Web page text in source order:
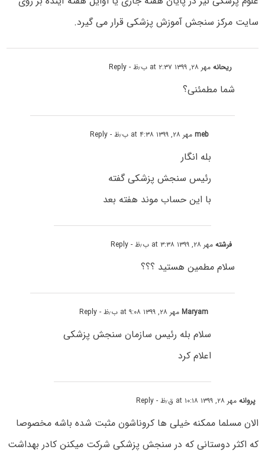
سایت مرکز سنجش آموزش پزشکی قرار می گیرد.
ریحانهمهر ۲۸, ۱۳۹۹ at ۲:۳۷ ب٫ظ - Reply
شما مطمئنی؟
mebمهر ۲۸, ۱۳۹۹ at ۴:۳۸ ب٫ظ - Reply
بله انگار
رئیس سنجش پزشکی گفته
با این حساب موند هفته بعد
فرشتهمهر ۲۸, ۱۳۹۹ at ۳:۳۸ ب٫ظ - Reply
سلام مطمین هستید ؟؟؟
Maryamمهر ۲۸, ۱۳۹۹ at ۹:۰۸ ب٫ظ - Reply
سلام بله رئیس سازمان سنجش پزشکی
اعلام کرد
پروانهمهر ۲۸, ۱۳۹۹ at ۱۰:۱۸ ق٫ظ - Reply
الان مسلما ممکنه خیلی ها کروناشون مثبت شده باشه مخصوصا
که اکثر دوستانی که در سنجش پزشکی شرکت میکنن کادر بهداشت